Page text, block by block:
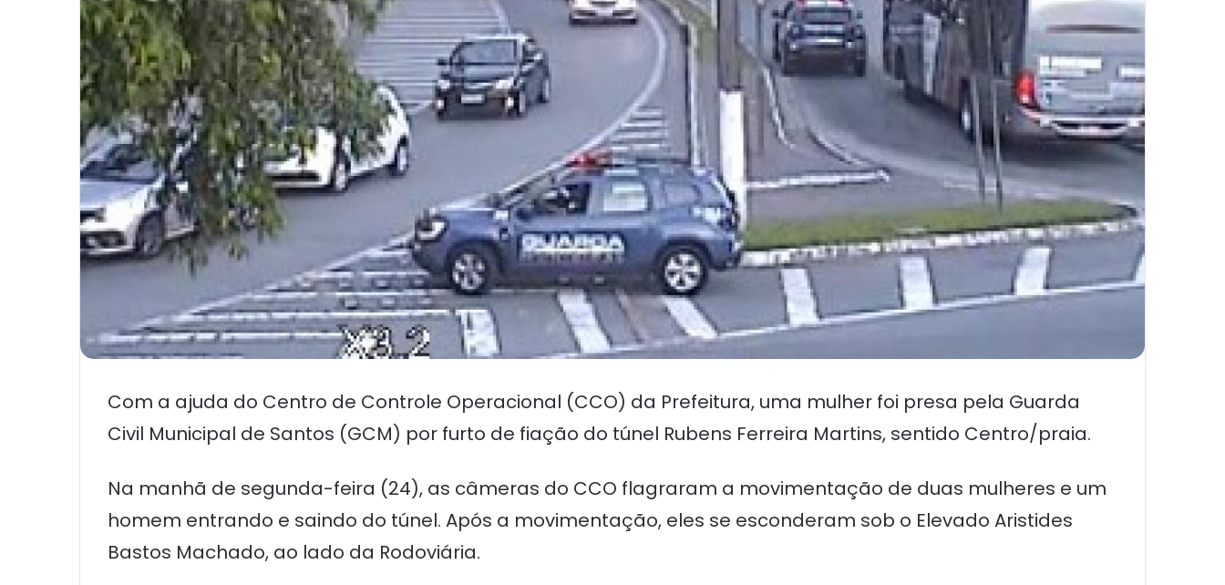
Com a ajuda do Centro de Controle Operacional (CCO) da Prefeitura, uma mulher foi presa pela Guarda
Civil Municipal de Santos (GCM) por furto de fiação do túnel Rubens Ferreira Martins, sentido Centro/praia.
Na manhã de segunda-feira (24), as câmeras do CCO flagraram a movimentação de duas mulheres e um
homem entrando e saindo do túnel. Após a movimentação, eles se esconderam sob o Elevado Aristides
Bastos Machado, ao lado da Rodoviária.